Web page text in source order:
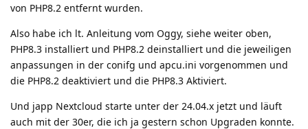
von PHP8.2 entfernt wurden.
Also habe ich lt. Anleitung vom Oggy, siehe weiter oben,
PHP8.3 installiert und PHP8.2 deinstalliert und die jeweiligen
anpassungen in der conifg und apcu.ini vorgenommen und
die PHP8.2 deaktiviert und die PHP8.3 Aktiviert.
Und japp Nextcloud starte unter der 24.04.x jetzt und läuft
auch mit der 30er, die ich ja gestern schon Upgraden konnte.